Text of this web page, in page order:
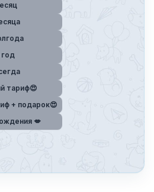
год
тариф😍
+ подарок😍
💋